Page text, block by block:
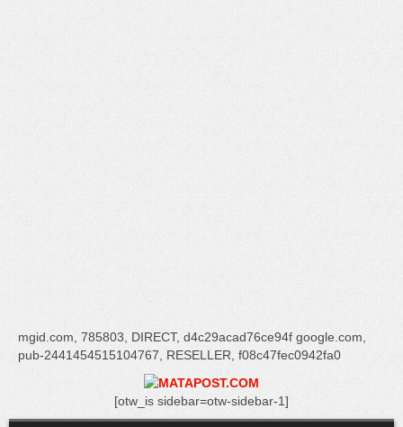
mgid.com, 785803, DIRECT, d4c29acad76ce94f google.com,
pub-2441454515104767, RESELLER, f08c47fec0942fa0
[otw_is sidebar=otw-sidebar-1]